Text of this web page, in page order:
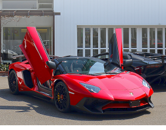
サービス案内
Company info.
会社案内